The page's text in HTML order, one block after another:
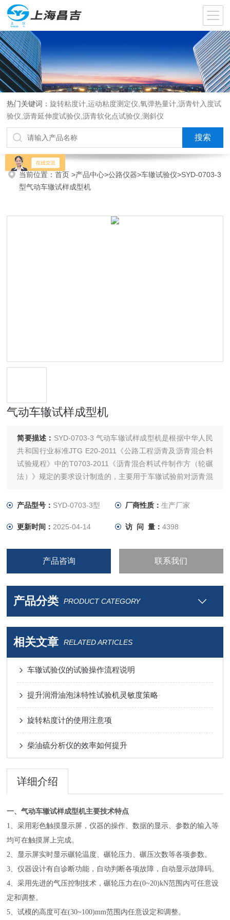
热门关键词：旋转粘度计,运动粘度测定仪,氧弹热量计,沥青针入度试
验仪,沥青延伸度试验仪,沥青软化点试验仪,测斜仪
当前位置：首页>产品中心>公路仪器>车辙试验仪>SYD-0703-3
型气动车辙试样成型机
气动车辙试样成型机
简要描述： SYD-0703-3 气动车辙试样成型机是根据中华人民
共和国行业标准JTG E20-2011《公路工程沥青及沥青混合料
试验规程》中的T0703-2011《沥青混合料试件制作方（轮碾
法）》规定的要求设计制造的，主要用于车辙试验前对沥青混
辙能力，沥青混合料配比设计的高温稳定性等沥青混合料物理
本仪器是集机械、计算机、电气、气压
产品型号： SYD-0703-3型 厂商性质： 生产厂家
更新时间： 2025-04-14 访 问 量： 4398
产品咨询 联系我们
产品分类 PRODUCT CATEGORY
相关文章 RELATED ARTICLES
车辙试验仪的试验操作流程说明
提升润滑油泡沫特性试验机灵敏度策略
旋转粘度计的使用注意项
柴油硫分析仪的效率如何提升
详细介绍
一、气动车辙试样成型机主要技术特点
1、采用彩色触摸显示屏，仪器的操作、数据的显示、参数的输入等
均可在触摸屏上完成。
2、显示屏实时显示碾轮温度、碾轮压力、碾压次数等各项参数。
3、仪器设计有自诊断功能，自动判断各项故障，自动显示故障码。
4、采用先进的气压控制技术，碾轮压力在(0~20)kN范围内可任意设
定和调整。
5、试模的高度可在(30~100)mm范围内任意设定和调整。